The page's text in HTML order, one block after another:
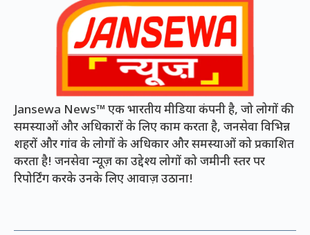
Jansewa News™ एक भारतीय मीडिया कंपनी है, जो लोगों की
समस्याओं और अधिकारों के लिए काम करता है, जनसेवा विभिन्न
शहरों और गांव के लोगों के अधिकार और समस्याओं को प्रकाशित
करता है! जनसेवा न्यूज़ का उद्देश्य लोगों को जमीनी स्तर पर
रिपोर्टिंग करके उनके लिए आवाज़ उठाना!